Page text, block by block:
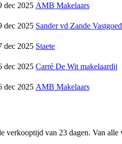
dec 2025 AMB Makelaars
dec 2025 Sander vd Zande Vastgoed
dec 2025 Staete
dec 2025 Carré De Wit makelaardij
dec 2025 AMB Makelaars
verkooptijd van 23 dagen. Van